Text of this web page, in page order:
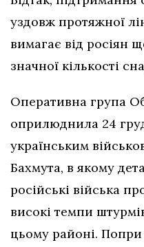
уздовж протяжної
вимагає від росіян
значної кількості
Оперативна група
оприлюднила 24
українським
Бахмута, в якому
російські війська
високі темпи
цьому районі.